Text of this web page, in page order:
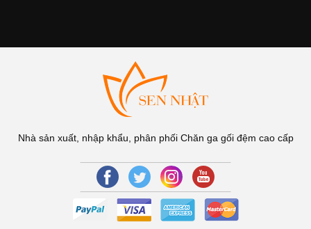
Nhà sản xuất, nhập khẩu, phân phối Chăn ga gối đệm cao cấp